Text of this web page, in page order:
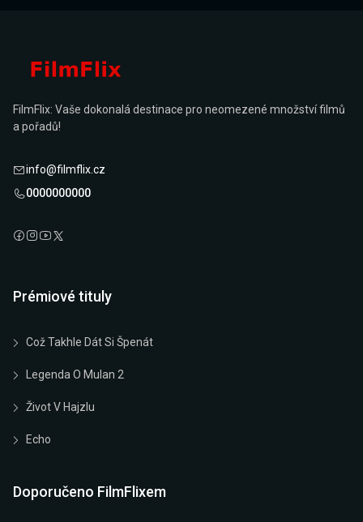
FilmFlix: Vaše dokonalá destinace pro neomezené množství filmů
a pořadů!
info@filmflix.cz
0000000000
Prémiové tituly
Což Takhle Dát Si Špenát
Legenda O Mulan 2
Život V Hajzlu
Echo
Doporučeno FilmFlixem